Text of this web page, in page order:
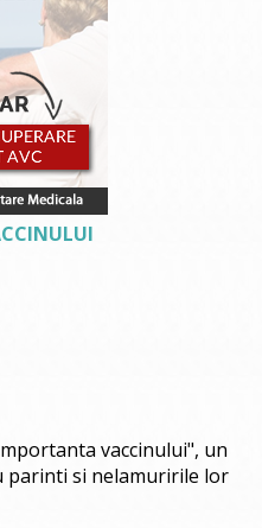
vaccinului", un
parinti si nelamuririle lor